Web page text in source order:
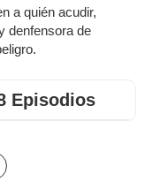
a quién acudir,
denfensora de
Episodios